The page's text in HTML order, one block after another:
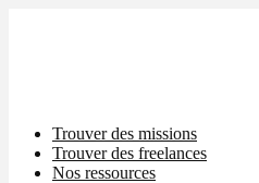
Trouver des missions
Trouver des freelances
Nos ressources